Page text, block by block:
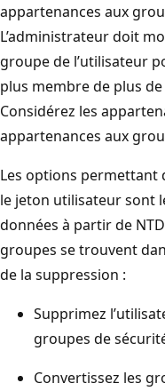
appartenances aux
L’administrateur doit
groupe de l’utilisateur
plus membre de plus
Considérez les
appartenances aux
Les options permettant
le jeton utilisateur sont
données à partir de
groupes se trouvent
de la suppression :
Supprimez
groupes de
Convertissez les